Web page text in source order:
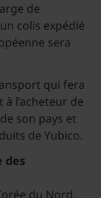
de
colis expédié
sera
qui fera
l’acheteur de
son pays et
de Yubico.
des
du Nord,